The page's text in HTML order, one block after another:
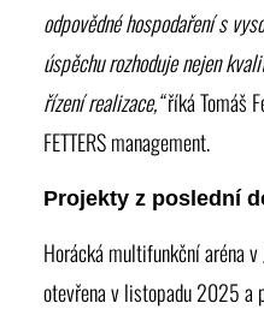
odpovědné hospodaření s
úspěchu rozhoduje nejen
řízení realizace,“říká Tomáš
FETTERS management.
Projekty z poslední
Horácká multifunkční arénav
otevřena v listopadu 2025 a